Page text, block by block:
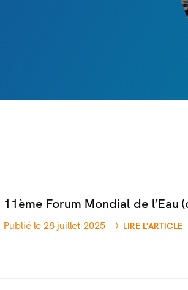
11ème Forum Mondial de l’Eau
Publié le 28 juillet 2025 LIRE L'ARTICLE